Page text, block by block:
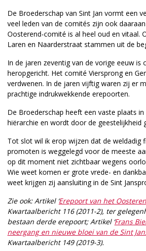
De Broederschap van Sint Jan vormt een
veel leden van de comités zijn ook
Oosterend-comité is al heel oud en vitaal.
Laren en Naarderstraat stammen uit de
In de jaren zeventig van de vorige eeuw is
heropgericht. Het comité Viersprong en
verdwenen. In de jaren vijftig waren zij er
prachtige indrukwekkende erepoorten.
De Broederschap heeft een vaste plaats in
hiërarchie en wordt door de geestelijkheid
Tot slot wil ik erop wijzen dat de weldadig
promoten is weggelegd voor de meeste
op dit moment niet zichtbaar wegens
Wie weet komen er grote vrede- en
weet krijgen zij aansluiting in de Sint
Zie ook: Artikel ‘ Erepoort van het
Kwartaalbericht 116 (2011-2), ter
bestaan derde erepoort; Artikel ‘ Frans
neergang en nieuwe bloei van de Sint
Kwartaalbericht 149 (2019-3).